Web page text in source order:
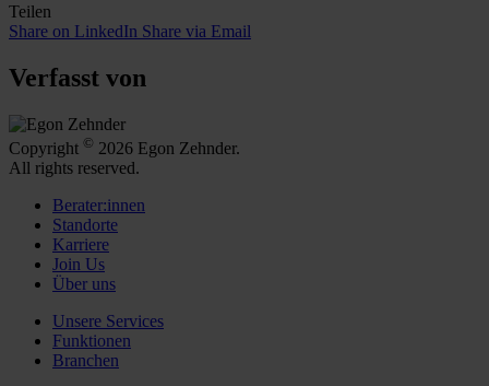
Teilen
Share on LinkedIn Share via Email
Verfasst von
Copyright © 2026 Egon Zehnder.
All rights reserved.
Berater:innen
Standorte
Karriere
Join Us
Über uns
Unsere Services
Funktionen
Branchen